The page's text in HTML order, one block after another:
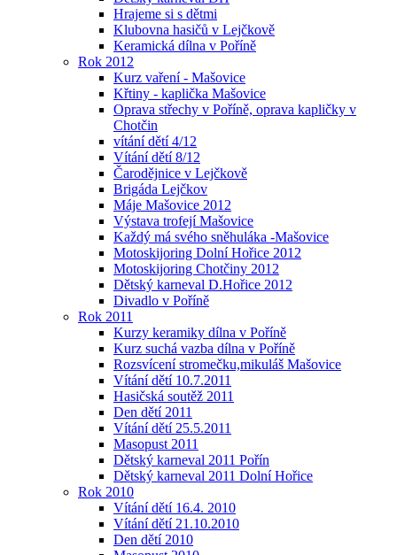
Hrajeme si s dětmi
Klubovna hasičů v Lejčkově
Keramická dílna v Poříně
Rok 2012
Kurz vaření - Mašovice
Křtiny - kaplička Mašovice
Oprava střechy v Poříně, oprava kapličky v
Chotčin
vítání dětí 4/12
Vítání dětí 8/12
Čarodějnice v Lejčkově
Brigáda Lejčkov
Máje Mašovice 2012
Výstava trofejí Mašovice
Každý má svého sněhuláka -Mašovice
Motoskijoring Dolní Hořice 2012
Motoskijoring Chotčiny 2012
Dětský karneval D.Hořice 2012
Divadlo v Poříně
Rok 2011
Kurzy keramiky dílna v Poříně
Kurz suchá vazba dílna v Poříně
Rozsvícení stromečku,mikuláš Mašovice
Vítání dětí 10.7.2011
Hasičská soutěž 2011
Den dětí 2011
Vítání dětí 25.5.2011
Masopust 2011
Dětský karneval 2011 Pořín
Dětský karneval 2011 Dolní Hořice
Rok 2010
Vítání dětí 16.4. 2010
Vítání dětí 21.10.2010
Den dětí 2010